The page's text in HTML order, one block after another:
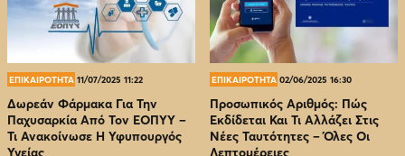
ΕΠΙΚΑΙΡΟΤΗΤΑ 11/07/2025 11:22
Δωρεάν Φάρμακα Για Την
Παχυσαρκία Από Τον EOΠΥΥ –
Τι Ανακοίνωσε Η Υφυπουργός
Υγείας
ΕΠΙΚΑΙΡΟΤΗΤΑ 02/06/2025 16:30
Προσωπικός Αριθμός: Πώς
Εκδίδεται Και Τι Αλλάζει Στις
Νέες Ταυτότητες – Όλες Οι
Λεπτομέρειες